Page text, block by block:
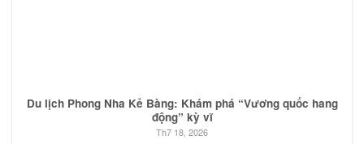
Du lịch Phong Nha Kẻ Bàng: Khám phá “Vương quốc hang
động” kỳ vĩ
Th7 18, 2026